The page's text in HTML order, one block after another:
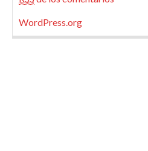
WordPress.org